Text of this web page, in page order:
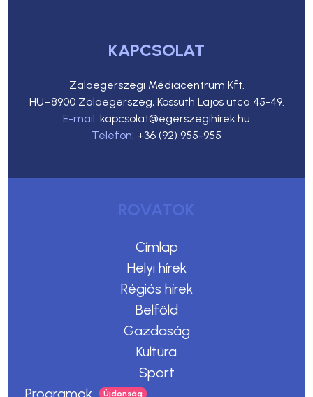
KAPCSOLAT
Zalaegerszegi Médiacentrum Kft.
HU–8900 Zalaegerszeg, Kossuth Lajos utca 45-49.
E-mail: kapcsolat@egerszegihirek.hu
Telefon: +36 (92) 955-955
ROVATOK
Címlap
Helyi hírek
Régiós hírek
Belföld
Gazdaság
Kultúra
Sport
Programok